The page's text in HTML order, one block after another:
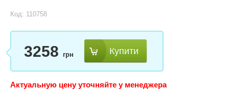
Код: 110758
3258 грн Купити
Актуальную цену уточняйте у менеджера